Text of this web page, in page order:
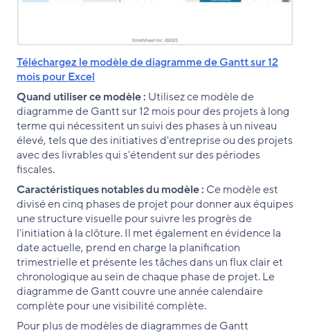
Téléchargez le modèle de diagramme de Gantt sur 12
mois pour Excel
Quand utiliser ce modèle : Utilisez ce modèle de
diagramme de Gantt sur 12 mois pour des projets à long
terme qui nécessitent un suivi des phases à un niveau
élevé, tels que des initiatives d'entreprise ou des projets
avec des livrables qui s'étendent sur des périodes
fiscales.
Caractéristiques notables du modèle : Ce modèle est
divisé en cinq phases de projet pour donner aux équipes
une structure visuelle pour suivre les progrès de
l'initiation à la clôture. Il met également en évidence la
date actuelle, prend en charge la planification
trimestrielle et présente les tâches dans un flux clair et
chronologique au sein de chaque phase de projet. Le
diagramme de Gantt couvre une année calendaire
complète pour une visibilité complète.
Pour plus de modèles de diagrammes de Gantt